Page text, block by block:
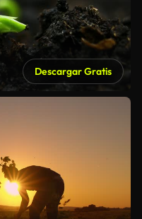
Descargar Gratis